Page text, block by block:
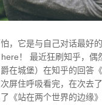
，它是与自己对话最好
！ 最近狂刷知乎，偶
在城堡）在知乎的回答
屏住呼吸看完，在次去
《站在两个世界的边缘